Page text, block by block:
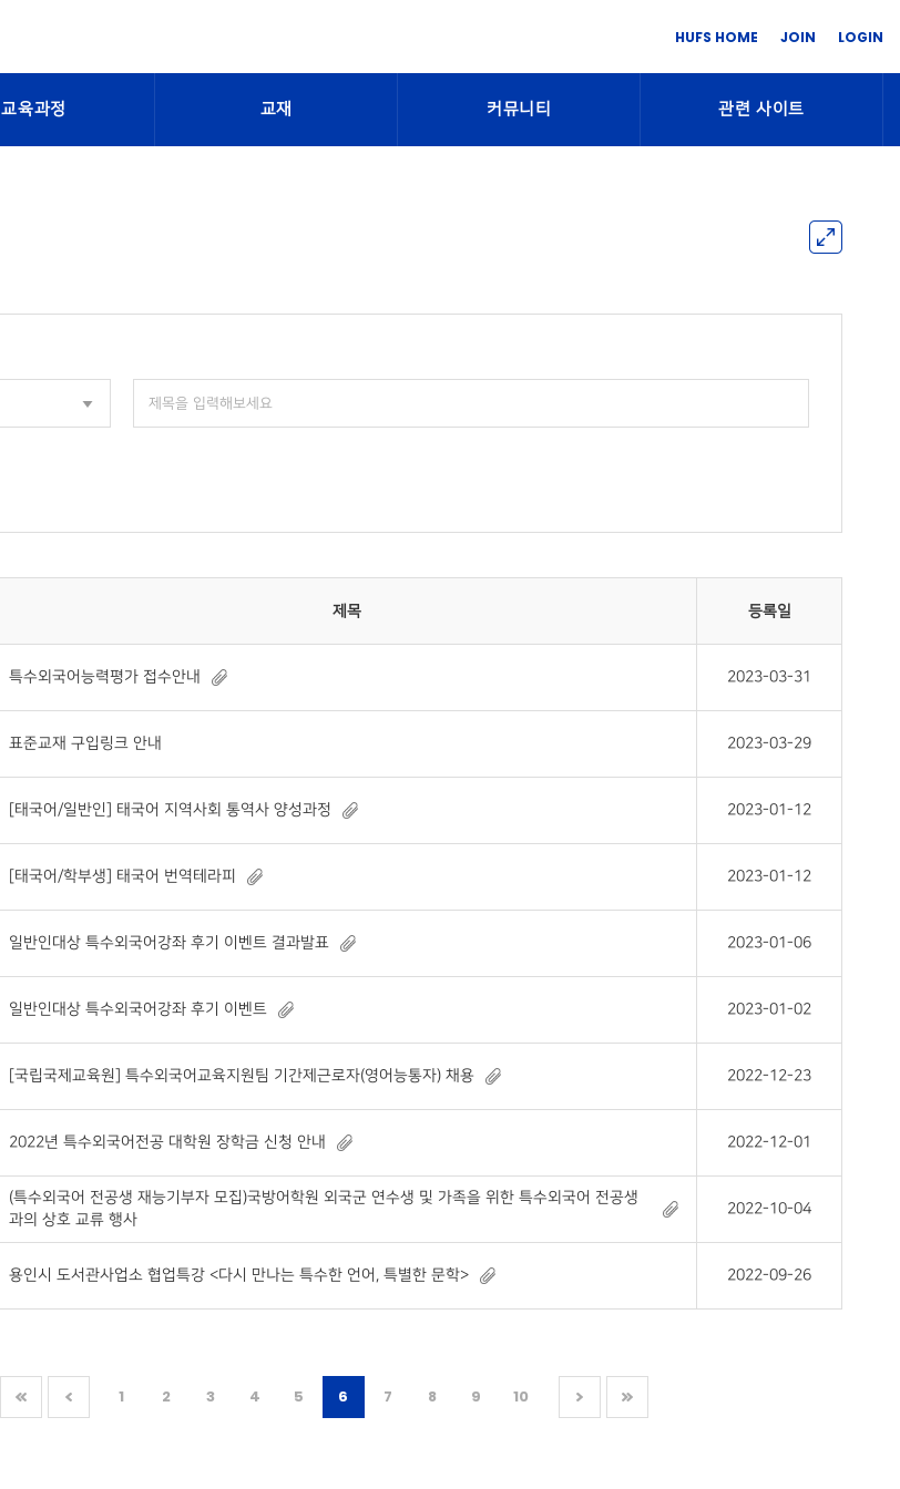
HUFS HOME JOIN LOGIN
교육과정 교재 커뮤니티 관련 사이트
제목 등록일
특수외국어능력평가 접수안내 2023-03-31
표준교재 구입링크 안내 2023-03-29
[태국어/일반인] 태국어 지역사회 통역사 양성과정 2023-01-12
[태국어/학부생] 태국어 번역테라피 2023-01-12
일반인대상 특수외국어강좌 후기 이벤트 결과발표 2023-01-06
일반인대상 특수외국어강좌 후기 이벤트 2023-01-02
[국립국제교육원] 특수외국어교육지원팀 기간제근로자(영어능통자) 채용 2022-12-23
2022년 특수외국어전공 대학원 장학금 신청 안내 2022-12-01
(특수외국어 전공생 재능기부자 모집)국방어학원 외국군 연수생 및 가족을 위한 특수외국어 전공생
과의 상호 교류 행사
2022-10-04
용인시 도서관사업소 협업특강 <다시 만나는 특수한 언어, 특별한 문학> 2022-09-26
1 2 3 4 5 6 7 8 9 10